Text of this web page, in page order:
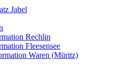
Jabel
Rechlin
Fleesensee
Waren (Müritz)